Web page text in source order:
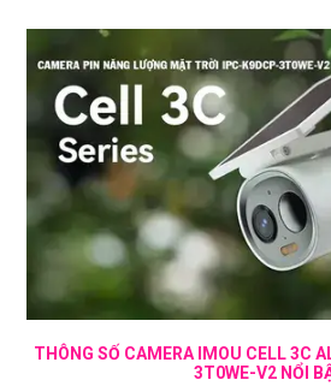
THÔNG SỐ CAMERA IMOU CELL 3C
3T0WE-V2 NỔI